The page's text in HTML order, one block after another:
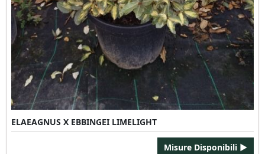
ELAEAGNUS X EBBINGEI LIMELIGHT
Misure Disponibili ►